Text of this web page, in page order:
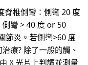
脊椎側彎：側彎 20 度
彎 > 40 度 or 50
節炎。若側彎>60 度
療? 除了一般的觸、
X 光片上判讀並測量